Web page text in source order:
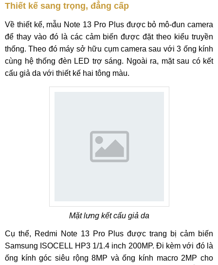
Thiết kế sang trọng, đẳng cấp
Về thiết kế, mẫu Note 13 Pro Plus được bỏ mô-đun camera
để thay vào đó là các cảm biến được đặt theo kiểu truyền
thống. Theo đó máy sở hữu cụm camera sau với 3 ống kính
cùng hệ thống đèn LED trợ sáng. Ngoài ra, mặt sau có kết
cấu giả da với thiết kế hai tông màu.
Mặt lưng kết cấu giả da
Cụ thể, Redmi Note 13 Pro Plus được trang bị cảm biến
Samsung ISOCELL HP3 1/1.4 inch 200MP. Đi kèm với đó là
ống kính góc siêu rộng 8MP và ống kính macro 2MP cho